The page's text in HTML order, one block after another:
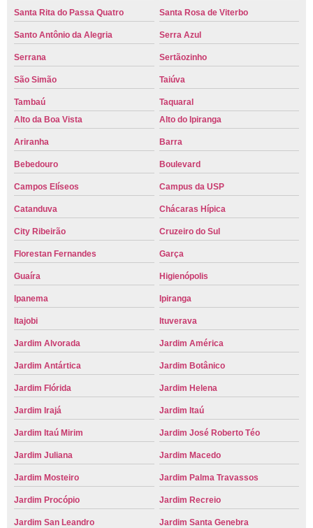
Santa Rita do Passa Quatro Santa Rosa de Viterbo
Santo Antônio da Alegria Serra Azul
Serrana Sertãozinho
São Simão Taiúva
Tambaú
Taquaral
Alto da Boa Vista
Alto do Ipiranga
Ariranha Barra
Bebedouro Boulevard
Campos Elíseos Campus da USP
Catanduva Chácaras Hípica
City Ribeirão Cruzeiro do Sul
Florestan Fernandes Garça
Guaíra Higienópolis
Ipanema Ipiranga
Itajobi Ituverava
Jardim Alvorada Jardim América
Jardim Antártica Jardim Botânico
Jardim Flórida Jardim Helena
Jardim Irajá Jardim Itaú
Jardim Itaú Mirim Jardim José Roberto Téo
Jardim Juliana Jardim Macedo
Jardim Mosteiro Jardim Palma Travassos
Jardim Procópio Jardim Recreio
Jardim San Leandro Jardim Santa Genebra